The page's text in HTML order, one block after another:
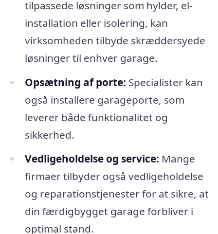
tilpassede løsninger som hylder, el-
installation eller isolering, kan
virksomheden tilbyde skræddersyede
løsninger til enhver garage.
Opsætning af porte: Specialister kan
også installere garageporte, som
leverer både funktionalitet og
sikkerhed.
Vedligeholdelse og service: Mange
firmaer tilbyder også vedligeholdelse
og reparationstjenester for at sikre, at
din færdigbygget garage forbliver i
optimal stand.